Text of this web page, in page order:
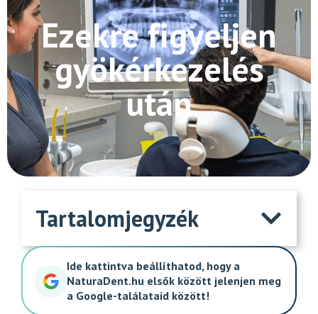
Ezekre figyeljen
gyökérkezelés
után
Tartalomjegyzék
Ide kattintva beállíthatod, hogy a
NaturaDent.hu elsők között jelenjen meg
a Google-találataid között!